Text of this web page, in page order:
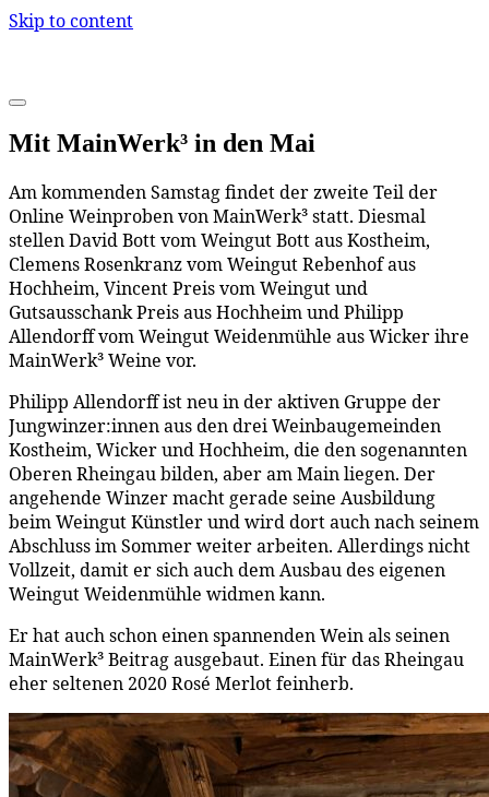
Skip to content
Mit MainWerk³ in den Mai
Am kommenden Samstag findet der zweite Teil der
Online Weinproben von MainWerk³ statt. Diesmal
stellen David Bott vom Weingut Bott aus Kostheim,
Clemens Rosenkranz vom Weingut Rebenhof aus
Hochheim, Vincent Preis vom Weingut und
Gutsausschank Preis aus Hochheim und Philipp
Allendorff vom Weingut Weidenmühle aus Wicker ihre
MainWerk³ Weine vor.
Philipp Allendorff ist neu in der aktiven Gruppe der
Jungwinzer:innen aus den drei Weinbaugemeinden
Kostheim, Wicker und Hochheim, die den sogenannten
Oberen Rheingau bilden, aber am Main liegen. Der
angehende Winzer macht gerade seine Ausbildung
beim Weingut Künstler und wird dort auch nach seinem
Abschluss im Sommer weiter arbeiten. Allerdings nicht
Vollzeit, damit er sich auch dem Ausbau des eigenen
Weingut Weidenmühle widmen kann.
Er hat auch schon einen spannenden Wein als seinen
MainWerk³ Beitrag ausgebaut. Einen für das Rheingau
eher seltenen 2020 Rosé Merlot feinherb.